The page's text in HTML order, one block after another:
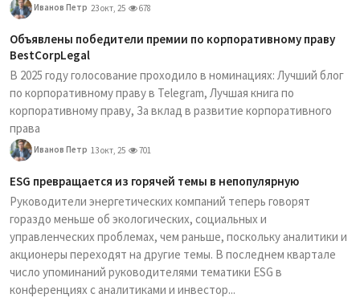
Иванов Петр 23 окт, 25 678
Объявлены победители премии по корпоративному праву
BestCorpLegal
В 2025 году голосование проходило в номинациях: Лучший блог
по корпоративному праву в Telegram, Лучшая книга по
корпоративному праву, За вклад в развитие корпоративного
права
Иванов Петр 13 окт, 25 701
ESG превращается из горячей темы в непопулярную
Руководители энергетических компаний теперь говорят
гораздо меньше об экологических, социальных и
управленческих проблемах, чем раньше, поскольку аналитики и
акционеры переходят на другие темы. В последнем квартале
число упоминаний руководителями тематики ESG в
конференциях с аналитиками и инвестор...